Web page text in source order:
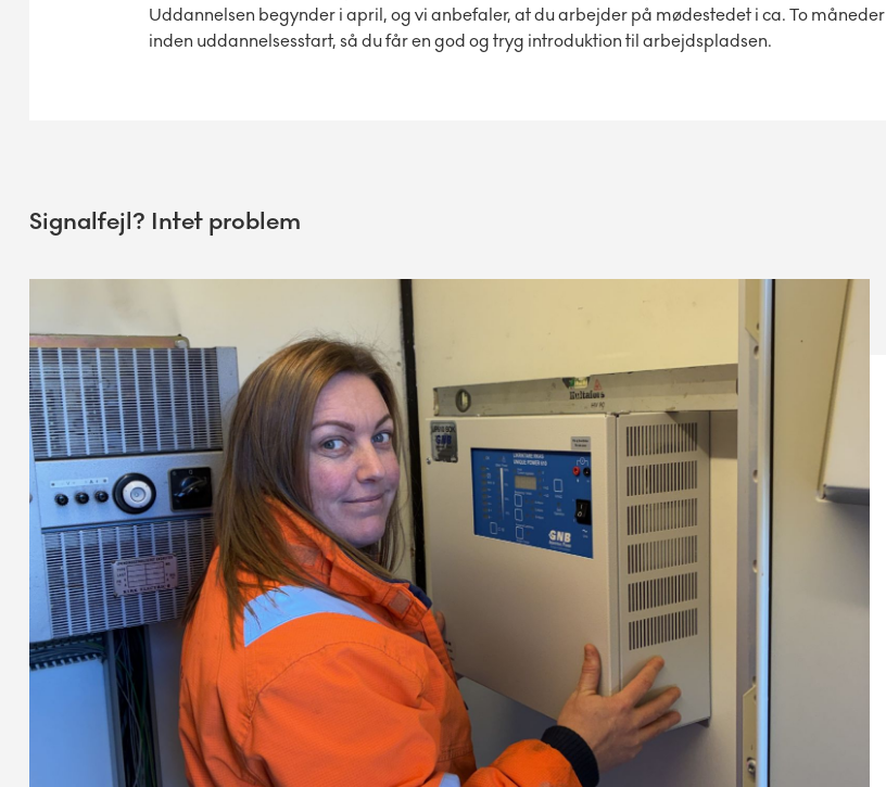
Uddannelsen begynder i april, og vi anbefaler, at du arbejder på mødestedet i ca. To måneder
inden uddannelsesstart, så du får en god og tryg introduktion til arbejdspladsen.
Signalfejl? Intet problem